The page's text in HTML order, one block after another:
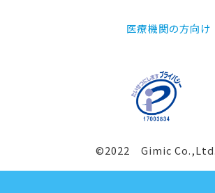
医療機関の方向け
©2022 Gimic Co.,Ltd.